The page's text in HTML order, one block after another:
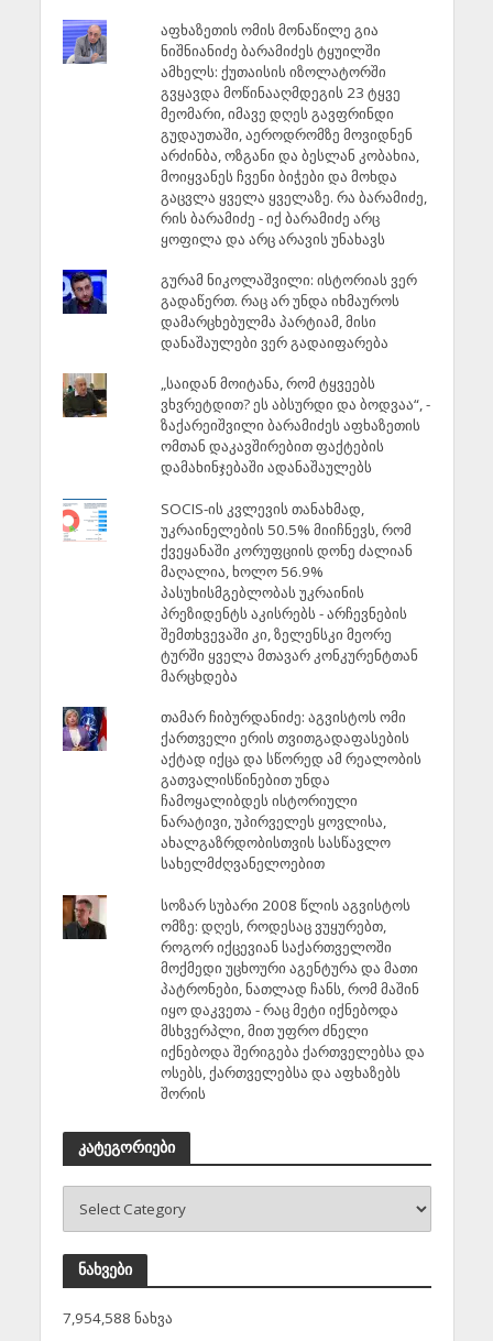
აფხაზეთის ომის მონაწილე გია
ნიშნიანიძე ბარამიძეს ტყუილში
ამხელს: ქუთაისის იზოლატორში
გვყავდა მოწინააღმდეგის 23 ტყვე
მეომარი, იმავე დღეს გავფრინდი
გუდაუთაში, აეროდრომზე მოვიდნენ
არძინბა, ოზგანი და ბესლან კობახია,
მოიყვანეს ჩვენი ბიჭები და მოხდა
გაცვლა ყველა ყველაზე. რა ბარამიძე,
რის ბარამიძე - იქ ბარამიძე არც
ყოფილა და არც არავის უნახავს
გურამ ნიკოლაშვილი: ისტორიას ვერ
გადაწერთ. რაც არ უნდა იხმაუროს
დამარცხებულმა პარტიამ, მისი
დანაშაულები ვერ გადაიფარება
„საიდან მოიტანა, რომ ტყვეებს
ვხვრეტდით? ეს აბსურდი და ბოდვაა“, -
ზაქარეიშვილი ბარამიძეს აფხაზეთის
ომთან დაკავშირებით ფაქტების
დამახინჯებაში ადანაშაულებს
SOCIS-ის კვლევის თანახმად,
უკრაინელების 50.5% მიიჩნევს, რომ
ქვეყანაში კორუფციის დონე ძალიან
მაღალია, ხოლო 56.9%
პასუხისმგებლობას უკრაინის
პრეზიდენტს აკისრებს - არჩევნების
შემთხვევაში კი, ზელენსკი მეორე
ტურში ყველა მთავარ კონკურენტთან
მარცხდება
თამარ ჩიბურდანიძე: აგვისტოს ომი
ქართველი ერის თვითგადაფასების
აქტად იქცა და სწორედ ამ რეალობის
გათვალისწინებით უნდა
ჩამოყალიბდეს ისტორიული
ნარატივი, უპირველეს ყოვლისა,
ახალგაზრდობისთვის სასწავლო
სახელმძღვანელოებით
სოზარ სუბარი 2008 წლის აგვისტოს
ომზე: დღეს, როდესაც ვუყურებთ,
როგორ იქცევიან საქართველოში
მოქმედი უცხოური აგენტურა და მათი
პატრონები, ნათლად ჩანს, რომ მაშინ
იყო დაკვეთა - რაც მეტი იქნებოდა
მსხვერპლი, მით უფრო ძნელი
იქნებოდა შერიგება ქართველებსა და
ოსებს, ქართველებსა და აფხაზებს
შორის
კატეგორიები
ნახვები
7,954,588 ნახვა